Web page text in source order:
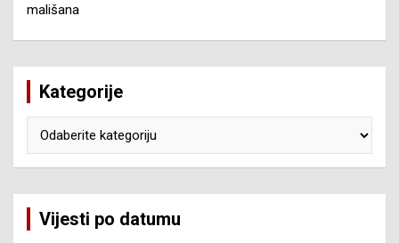
mališana
Kategorije
Vijesti po datumu